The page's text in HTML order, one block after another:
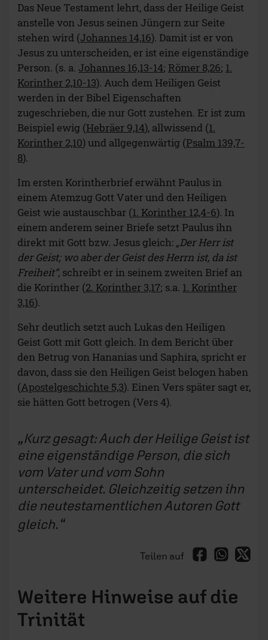
Das Neue Testament lehrt, dass der Heilige Geist
anstelle von Jesus seinen Jüngern zur Seite
stehen wird (Johannes 14,16). Damit ist er von
Jesus zu unterscheiden, er ist eine eigenständige
Person. (s. a. Johannes 16,13-14; Römer 8,26; 1.
Korinther 2,10-13). Auch dem Heiligen Geist
werden in der Bibel Eigenschaften
zugeschrieben, die nur Gott zustehen. Er ist zum
Beispiel ewig (Hebräer 9,14), allwissend (1.
Korinther 2,10) und allgegenwärtig (Psalm 139,7-
8).
Im ersten Korintherbrief erwähnt Paulus in
einem Atemzug Gott Vater und den Heiligen
Geist wie austauschbar (1. Korinther 12,4-6). In
einem anderem seiner Briefe setzt Paulus ihn
direkt mit Gott bzw. Jesus gleich: „Der Herr ist
der Geist; wo aber der Geist des Herrn ist, da ist
Freiheit“, schreibt er in seinem zweiten Brief an
die Korinther (2. Korinther 3,17; s.a. 1. Korinther
3,16).
Sehr deutlich setzt auch Lukas den Heiligen
Geist Gott mit Gott gleich. In dem Bericht über
den Betrug von Hananias und Saphira, spricht er
davon, dass sie den Heiligen Geist belogen haben
(Apostelgeschichte 5,3). Einen Vers später sagt er,
sie hätten Gott betrogen (Vers 4).
Kurz gesagt: Auch der Heilige Geist ist
eine eigenständige Person, die sich
vom Vater und vom Sohn
unterscheidet. Gleichzeitig setzen ihn
die neutestamentlichen Autoren Gott
gleich.
Teilen auf
Weitere Hinweise auf die
Trinität